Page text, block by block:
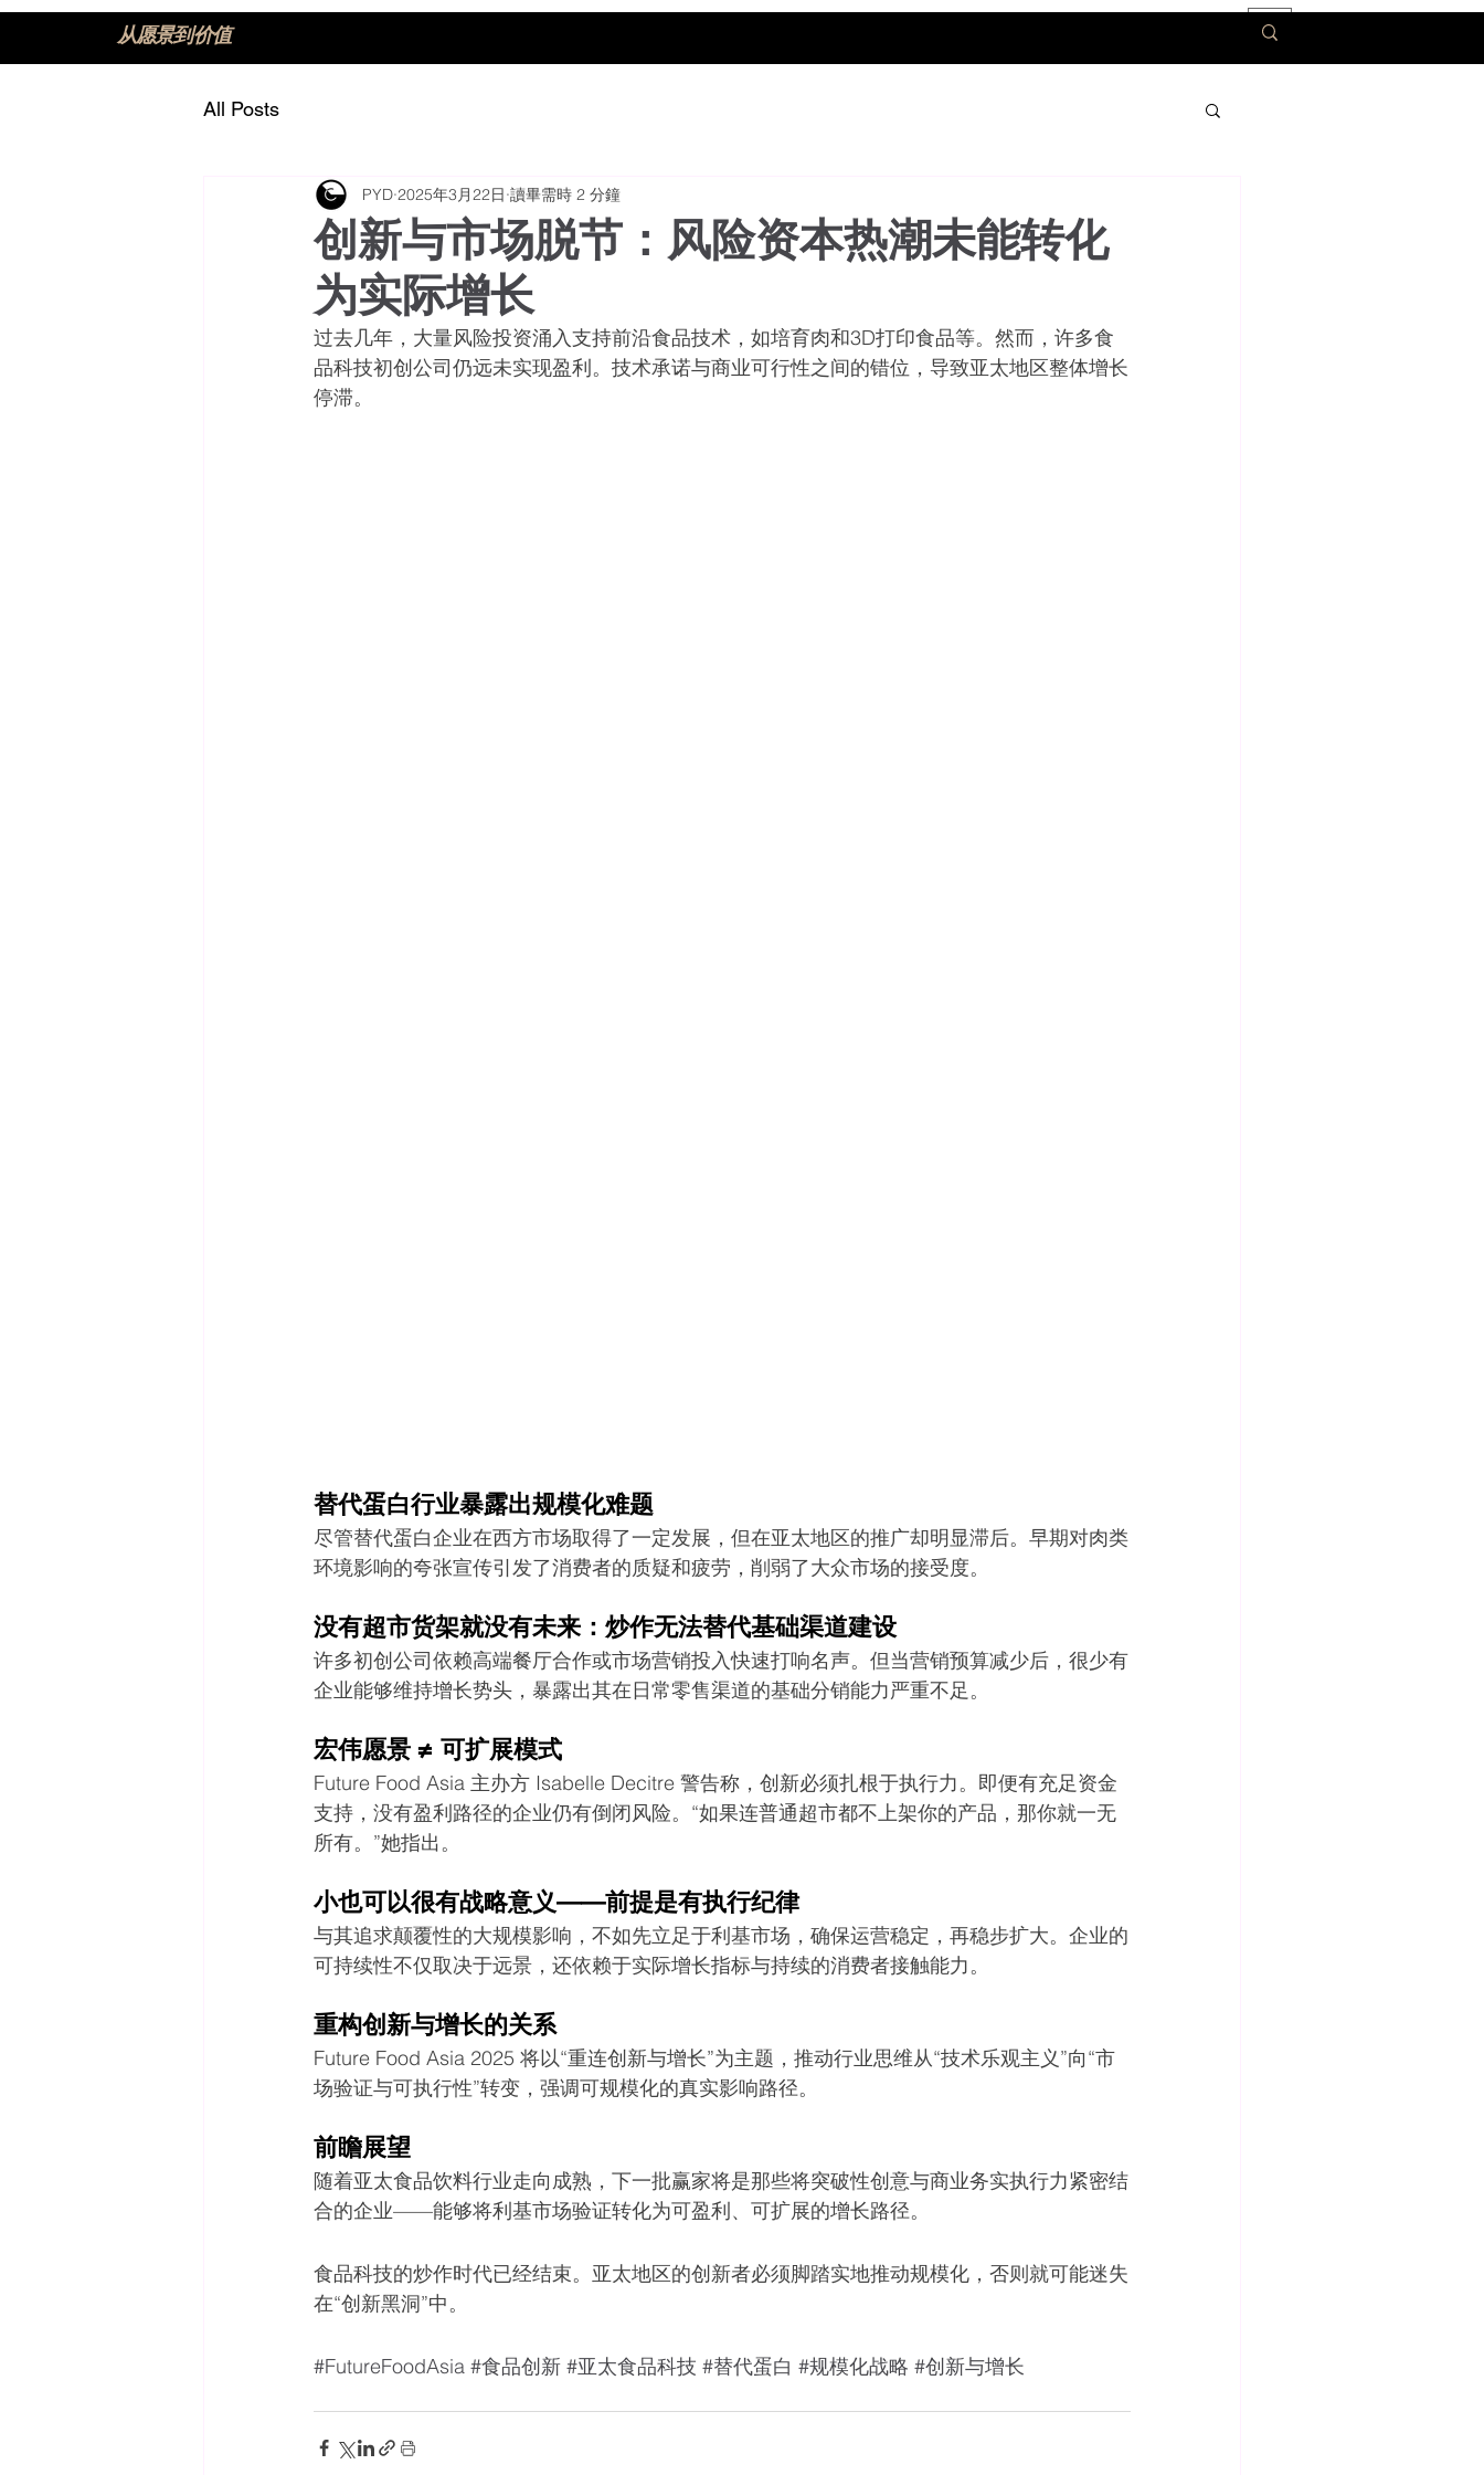
从愿景到价值
All Posts
创新与市场脱节：风险资本热潮未能转化
为实际增长
PYD 2025年3月22日 讀畢需時 2 分鐘
过去几年，大量风险投资涌入支持前沿食品技术，如培育肉和3D打印食品等。然而，许多食
品科技初创公司仍远未实现盈利。技术承诺与商业可行性之间的错位，导致亚太地区整体增长
停滞。
替代蛋白行业暴露出规模化难题
尽管替代蛋白企业在西方市场取得了一定发展，但在亚太地区的推广却明显滞后。早期对肉类
环境影响的夸张宣传引发了消费者的质疑和疲劳，削弱了大众市场的接受度。
没有超市货架就没有未来：炒作无法替代基础渠道建设
许多初创公司依赖高端餐厅合作或市场营销投入快速打响名声。但当营销预算减少后，很少有
企业能够维持增长势头，暴露出其在日常零售渠道的基础分销能力严重不足。
宏伟愿景 ≠ 可扩展模式
Future Food Asia 主办方 Isabelle Decitre 警告称，创新必须扎根于执行力。即便有充足资金
支持，没有盈利路径的企业仍有倒闭风险。“如果连普通超市都不上架你的产品，那你就一无
所有。”她指出。
小也可以很有战略意义——前提是有执行纪律
与其追求颠覆性的大规模影响，不如先立足于利基市场，确保运营稳定，再稳步扩大。企业的
可持续性不仅取决于远景，还依赖于实际增长指标与持续的消费者接触能力。
重构创新与增长的关系
Future Food Asia 2025 将以“重连创新与增长”为主题，推动行业思维从“技术乐观主义”向“市
场验证与可执行性”转变，强调可规模化的真实影响路径。
前瞻展望
随着亚太食品饮料行业走向成熟，下一批赢家将是那些将突破性创意与商业务实执行力紧密结
合的企业——能够将利基市场验证转化为可盈利、可扩展的增长路径。
食品科技的炒作时代已经结束。亚太地区的创新者必须脚踏实地推动规模化，否则就可能迷失
在“创新黑洞”中。
#FutureFoodAsia #食品创新 #亚太食品科技 #替代蛋白 #规模化战略 #创新与增长